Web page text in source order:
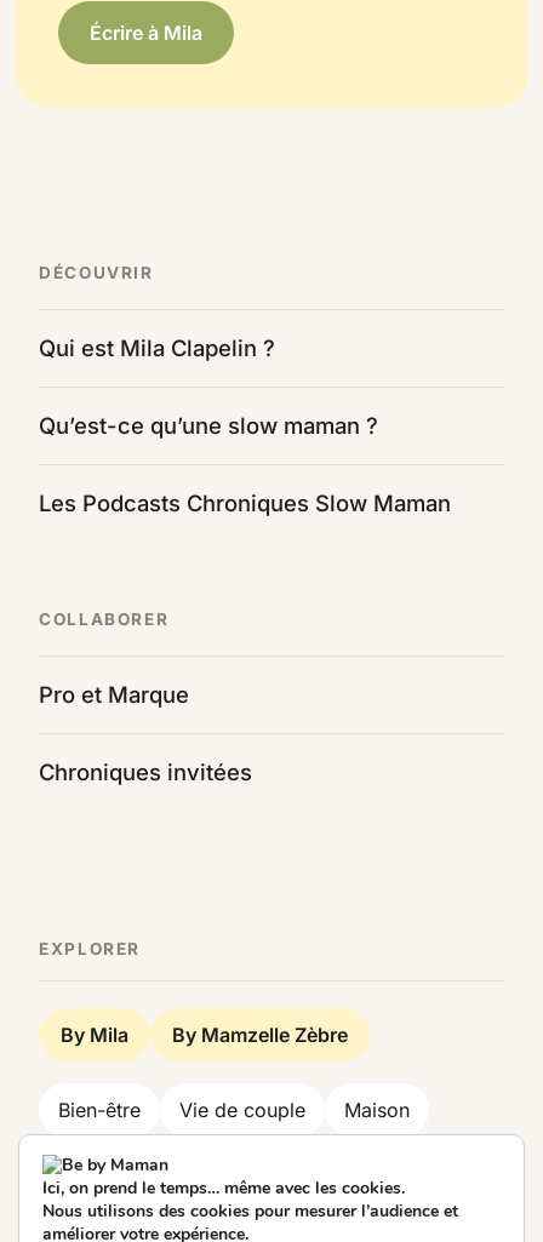
Écrire à Mila
DÉCOUVRIR
Qui est Mila Clapelin ?
Qu’est-ce qu’une slow maman ?
Les Podcasts Chroniques Slow Maman
COLLABORER
Pro et Marque
Chroniques invitées
EXPLORER
By Mila By Mamzelle Zèbre
Bien-être Vie de couple Maison
Famille Look
Société Décoration Food Voyage
Ici, on prend le temps… même avec les cookies.
Nous utilisons des cookies pour mesurer l’audience et
améliorer votre expérience.